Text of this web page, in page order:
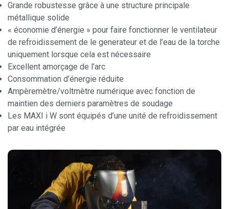
Grande robustesse grâce à une structure principale
métallique solide
« économie d’énergie » pour faire fonctionner le ventilateur
de refroidissement de le generateur et de l’eau de la torche
uniquement lorsque cela est nécessaire
Excellent amorçage de l’arc
Consommation d’énergie réduite
Ampèremètre/voltmètre numérique avec fonction de
maintien des derniers paramètres de soudage
Les MAXI i W sont équipés d’une unité de refroidissement
par eau intégrée